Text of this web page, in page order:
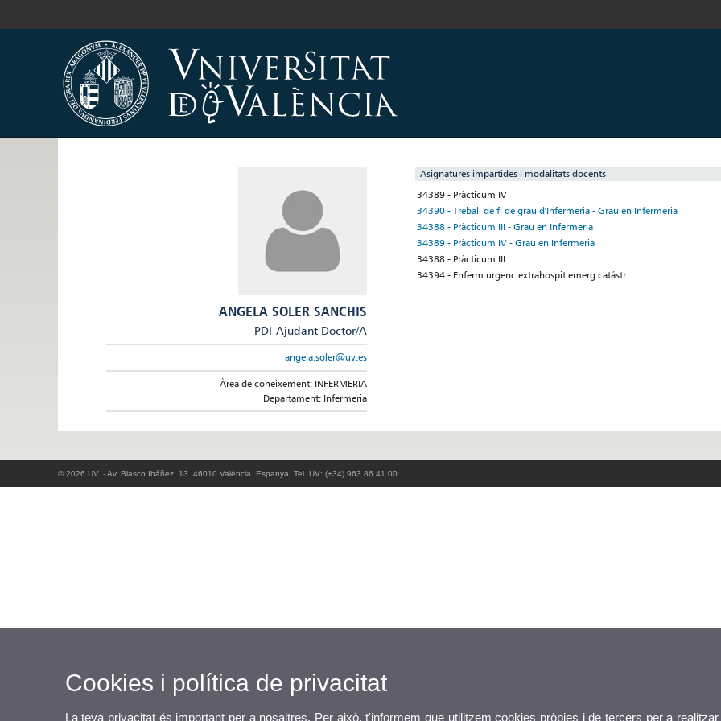
ANGELA SOLER SANCHIS
PDI-Ajudant Doctor/A
angela.soler@uv.es
Àrea de coneixement: INFERMERIA
Departament: Infermeria
Asignatures impartides i modalitats docents
34389 - Pràcticum IV
34390 - Treball de fi de grau d'Infermeria - Grau en Infermeria
34388 - Pràcticum III - Grau en Infermeria
34389 - Pràcticum IV - Grau en Infermeria
34388 - Pràcticum III
34394 - Enferm.urgenc.extrahospit.emerg.catástr.
© 2026 UV. - Av. Blasco Ibáñez, 13. 46010 València. Espanya. Tel. UV: (+34) 963 86 41 00
Cookies i política de privacitat
La teva privacitat és important per a nosaltres. Per això, t'informem que utilitzem cookies pròpies i de tercers per a realitzar